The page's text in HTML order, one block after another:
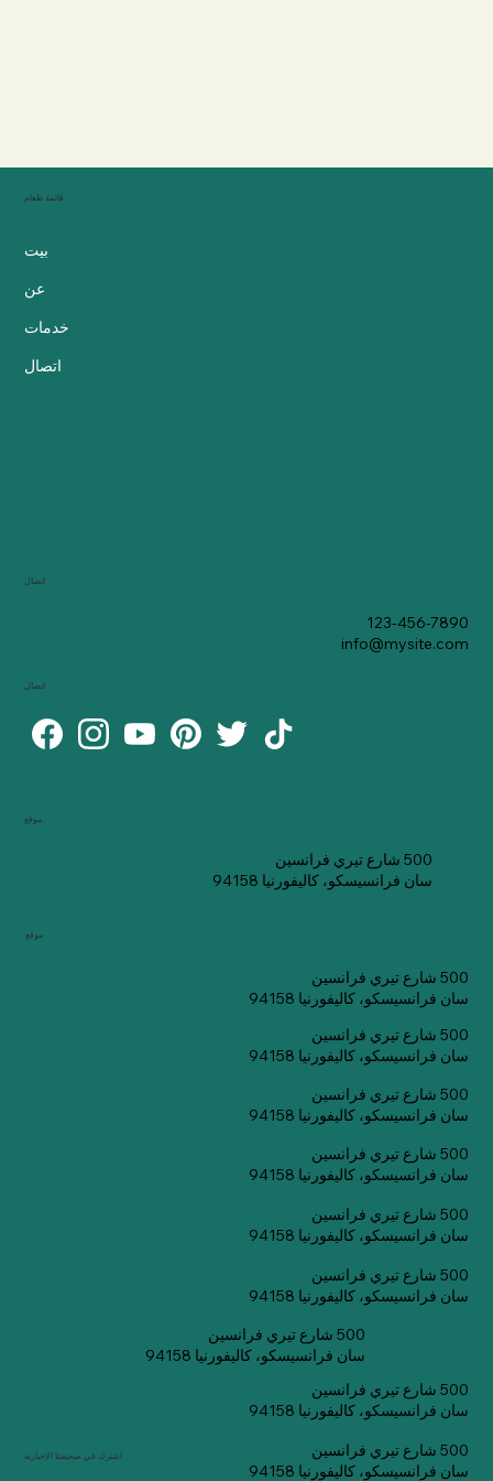
قائمة طعام
بيت
عن
خدمات
اتصال
موقع
500 شارع تيري فرانسين
سان فرانسيسكو، كاليفورنيا 94158
موقع
500 شارع تيري فرانسين
سان فرانسيسكو، كاليفورنيا 94158
500 شارع تيري فرانسين
سان فرانسيسكو، كاليفورنيا 94158
500 شارع تيري فرانسين
سان فرانسيسكو، كاليفورنيا 94158
500 شارع تيري فرانسين
سان فرانسيسكو، كاليفورنيا 94158
500 شارع تيري فرانسين
سان فرانسيسكو، كاليفورنيا 94158
500 شارع تيري فرانسين
سان فرانسيسكو، كاليفورنيا 94158
500 شارع تيري فرانسين
سان فرانسيسكو، كاليفورنيا 94158
500 شارع تيري فرانسين
سان فرانسيسكو، كاليفورنيا 94158
500 شارع تيري فرانسين
سان فرانسيسكو، كاليفورنيا 94158
اتصال
123-456-7890
info@mysite.com
اتصال
اشترك في صحيفتنا الإخبارية